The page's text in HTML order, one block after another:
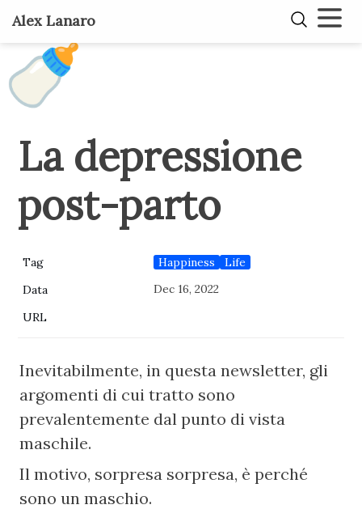
Alex Lanaro
🍼
La depressione
post-parto
Tag Happiness
Life
Data
Dec 16, 2022
URL
Inevitabilmente, in questa newsletter, gli
argomenti di cui tratto sono
prevalentemente dal punto di vista
maschile.
Il motivo, sorpresa sorpresa, è perché
sono un maschio.